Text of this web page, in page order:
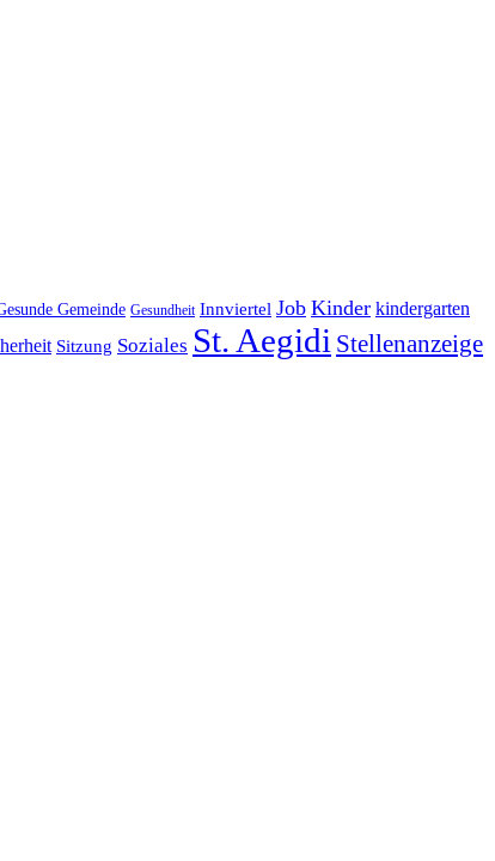
Gemeinde Gesundheit Innviertel Job Kinder kindergarten
Sitzung Soziales St. Aegidi Stellenanzeige